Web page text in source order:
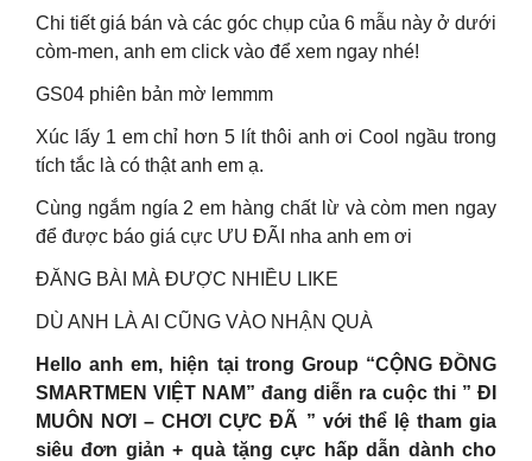
Chi tiết giá bán và các góc chụp của 6 mẫu này ở dưới
còm-men, anh em click vào để xem ngay nhé!
GS04 phiên bản mờ lemmm
Xúc lấy 1 em chỉ hơn 5 lít thôi anh ơi Cool ngầu trong
tích tắc là có thật anh em ạ.
Cùng ngắm ngía 2 em hàng chất lừ và còm men ngay
để được báo giá cực ƯU ĐÃI nha anh em ơi
ĐĂNG BÀI MÀ ĐƯỢC NHIỀU LIKE
DÙ ANH LÀ AI CŨNG VÀO NHẬN QUÀ
Hello anh em, hiện tại trong Group “CỘNG ĐỒNG
SMARTMEN VIỆT NAM” đang diễn ra cuộc thi ” ĐI
MUÔN NƠI – CHƠI CỰC ĐÃ ” với thể lệ tham gia
siêu đơn giản + quà tặng cực hấp dẫn dành cho